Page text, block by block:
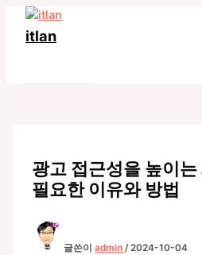
itlan
광고 접근성을 높이
필요한 이유와 방법
글쓴이 admin /2024-10-04